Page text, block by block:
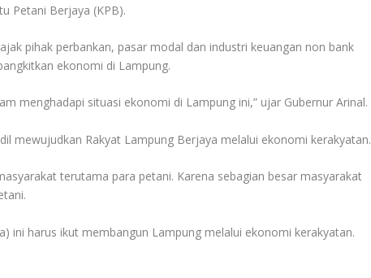
Petani Berjaya (KPB).
pihak perbankan, pasar modal dan industri keuangan non bank
ekonomi di Lampung.
menghadapi situasi ekonomi di Lampung ini,” ujar Gubernur Arinal.
mewujudkan Rakyat Lampung Berjaya melalui ekonomi kerakyatan.
terutama para petani. Karena sebagian besar masyarakat
ini harus ikut membangun Lampung melalui ekonomi kerakyatan.